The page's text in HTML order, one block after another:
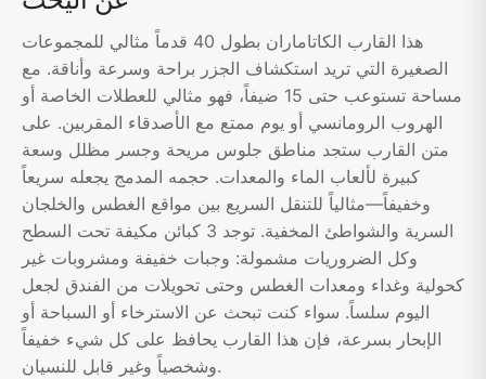
هذا القارب الكاتاماران بطول 40 قدماً مثالي للمجموعات
الصغيرة التي تريد استكشاف الجزر براحة وسرعة وأناقة. مع
مساحة تستوعب حتى 15 ضيفاً، فهو مثالي للعطلات الخاصة أو
الهروب الرومانسي أو يوم ممتع مع الأصدقاء المقربين. على
متن القارب ستجد مناطق جلوس مريحة وجسر مظلل وسعة
كبيرة لألعاب الماء والمعدات. حجمه المدمج يجعله سريعاً
وخفيفاً—مثالياً للتنقل السريع بين مواقع الغطس والخلجان
السرية والشواطئ المخفية. توجد 3 كبائن مكيفة تحت السطح
وكل الضروريات مشمولة: وجبات خفيفة ومشروبات غير
كحولية وغداء ومعدات الغطس وحتى تحويلات من الفندق لجعل
اليوم سلساً. سواء كنت تبحث عن الاسترخاء أو السباحة أو
الإبحار بسرعة، فإن هذا القارب يحافظ على كل شيء خفيفاً
وشخصياً وغير قابل للنسيان.